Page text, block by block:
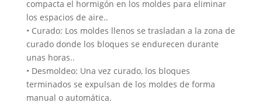
compacta el hormigón en los moldes para eliminar
los espacios de aire..
• Curado: Los moldes llenos se trasladan a la zona de
curado donde los bloques se endurecen durante
unas horas..
• Desmoldeo: Una vez curado, los bloques
terminados se expulsan de los moldes de forma
manual o automática.